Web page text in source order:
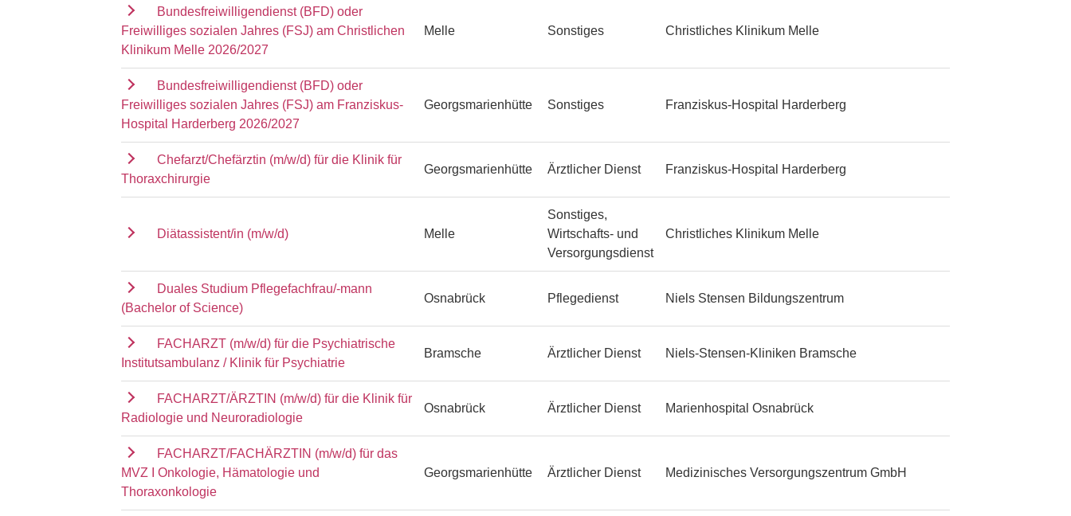
Bundesfreiwilligendienst (BFD) oder
Freiwilliges sozialen Jahres (FSJ) am Christlichen
Klinikum Melle 2026/2027
Melle Sonstiges Christliches Klinikum Melle
Bundesfreiwilligendienst (BFD) oder
Freiwilliges sozialen Jahres (FSJ) am Franziskus-
Hospital Harderberg 2026/2027
Georgsmarienhütte Sonstiges Franziskus-Hospital Harderberg
Chefarzt/Chefärztin (m/w/d) für die Klinik für
Thoraxchirurgie
Georgsmarienhütte Ärztlicher Dienst Franziskus-Hospital Harderberg
Diätassistent/in (m/w/d) Melle
Sonstiges,
Wirtschafts- und
Versorgungsdienst
Christliches Klinikum Melle
Duales Studium Pflegefachfrau/-mann
(Bachelor of Science)
Osnabrück Pflegedienst Niels Stensen Bildungszentrum
FACHARZT (m/w/d) für die Psychiatrische
Institutsambulanz / Klinik für Psychiatrie
Bramsche Ärztlicher Dienst Niels-Stensen-Kliniken Bramsche
FACHARZT/ÄRZTIN (m/w/d) für die Klinik für
Radiologie und Neuroradiologie
Osnabrück Ärztlicher Dienst Marienhospital Osnabrück
FACHARZT/FACHÄRZTIN (m/w/d) für das
MVZ I Onkologie, Hämatologie und
Thoraxonkologie
Georgsmarienhütte Ärztlicher Dienst Medizinisches Versorgungszentrum GmbH